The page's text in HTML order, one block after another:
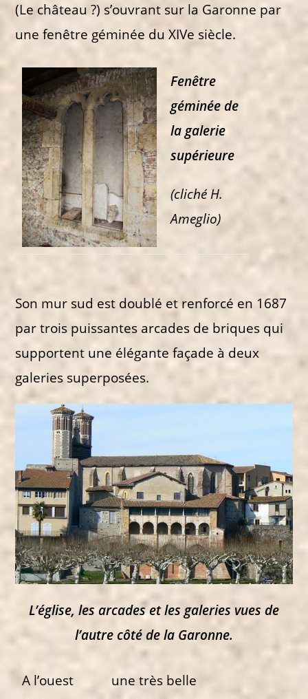
(Le château ?) s’ouvrant sur la Garonne par
une fenêtre géminée du XIVe siècle.
Fenêtre
géminée de
la galerie
supérieure
(cliché H.
Ameglio)
Son mur sud est doublé et renforcé en 1687
par trois puissantes arcades de briques qui
supportent une élégante façade à deux
galeries superposées.
L’église, les arcades et les galeries vues de
l’autre côté de la Garonne.
A l’ouest
une très belle